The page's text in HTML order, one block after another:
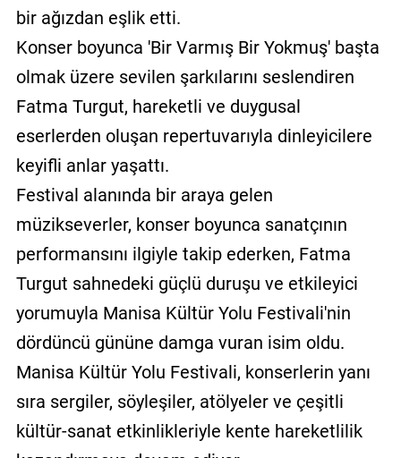
bir ağızdan eşlik etti.
Konser boyunca 'Bir Varmış Bir Yokmuş' başta
olmak üzere sevilen şarkılarını seslendiren
Fatma Turgut, hareketli ve duygusal
eserlerden oluşan repertuvarıyla dinleyicilere
keyifli anlar yaşattı.
Festival alanında bir araya gelen
müzikseverler, konser boyunca sanatçının
performansını ilgiyle takip ederken, Fatma
Turgut sahnedeki güçlü duruşu ve etkileyici
yorumuyla Manisa Kültür Yolu Festivali'nin
dördüncü gününe damga vuran isim oldu.
Manisa Kültür Yolu Festivali, konserlerin yanı
sıra sergiler, söyleşiler, atölyeler ve çeşitli
kültür-sanat etkinlikleriyle kente hareketlilik